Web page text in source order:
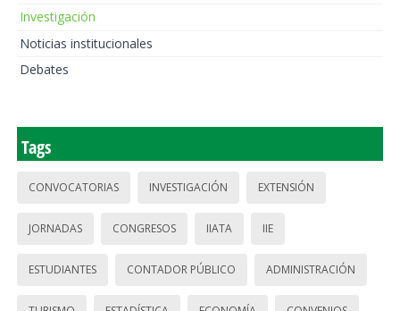
Investigación
Noticias institucionales
Debates
Tags
CONVOCATORIAS INVESTIGACIÓN EXTENSIÓN
JORNADAS CONGRESOS IIATA IIE
ESTUDIANTES CONTADOR PÚBLICO ADMINISTRACIÓN